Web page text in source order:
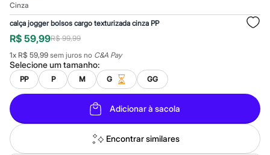
Até 40% off
Até 60% off
A partir de 60% off
Feminino
Em alta
Inverno
Alfaiataria
Novidades
Roupas
Blusas e Camisetas
Básicos
Calças
Casacos e Jaquetas
Jeans
Cinza
calça jogger bolsos cargo texturizada cinza PP
R$ 59,99R$ 99,99
1x R$ 59,99 sem juros no C&A Pay
Selecione umtamanho:
PP P M G GG
Adicionar à sacola
Encontrar similares